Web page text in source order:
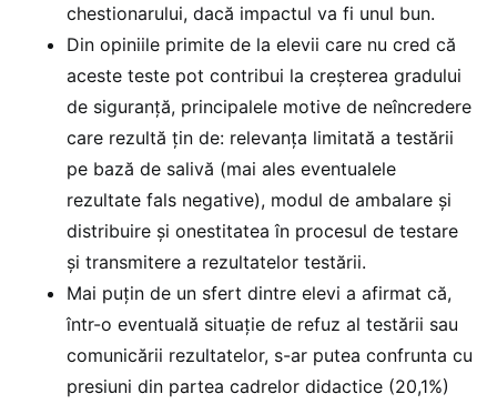
chestionarului, dacă impactul va fi unul bun.
Din opiniile primite de la elevii care nu cred că
aceste teste pot contribui la creșterea gradului
de siguranță, principalele motive de neîncredere
care rezultă țin de: relevanța limitată a testării
pe bază de salivă (mai ales eventualele
rezultate fals negative), modul de ambalare și
distribuire și onestitatea în procesul de testare
și transmitere a rezultatelor testării.
Mai puțin de un sfert dintre elevi a afirmat că,
într-o eventuală situație de refuz al testării sau
comunicării rezultatelor, s-ar putea confrunta cu
presiuni din partea cadrelor didactice (20,1%)